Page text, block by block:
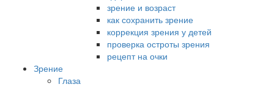
зрение и возраст
как сохранить зрение
коррекция зрения у детей
проверка остроты зрения
рецепт на очки
Зрение
Глаза